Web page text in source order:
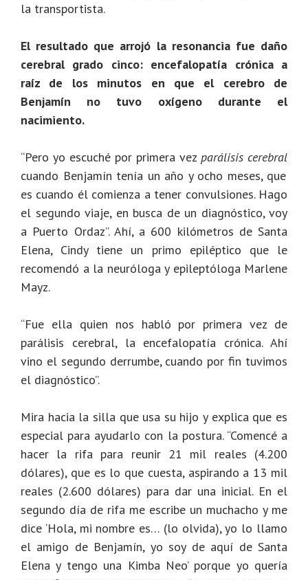
la transportista.
El resultado que arrojó la resonancia fue daño
cerebral grado cinco: encefalopatía crónica a
raíz de los minutos en que el cerebro de
Benjamín no tuvo oxígeno durante el
nacimiento.
“Pero yo escuché por primera vez parálisis cerebral
cuando Benjamín tenía un año y ocho meses, que
es cuando él comienza a tener convulsiones. Hago
el segundo viaje, en busca de un diagnóstico, voy
a Puerto Ordaz”. Ahí, a 600 kilómetros de Santa
Elena, Cindy tiene un primo epiléptico que le
recomendó a la neuróloga y epileptóloga Marlene
Mayz.
“Fue ella quien nos habló por primera vez de
parálisis cerebral, la encefalopatía crónica. Ahí
vino el segundo derrumbe, cuando por fin tuvimos
el diagnóstico”.
Mira hacia la silla que usa su hijo y explica que es
especial para ayudarlo con la postura. “Comencé a
hacer la rifa para reunir 21 mil reales (4.200
dólares), que es lo que cuesta, aspirando a 13 mil
reales (2.600 dólares) para dar una inicial. En el
segundo día de rifa me escribe un muchacho y me
dice ‘Hola, mi nombre es… (lo olvida), yo lo llamo
el amigo de Benjamín, yo soy de aquí de Santa
Elena y tengo una Kimba Neo’ porque yo quería